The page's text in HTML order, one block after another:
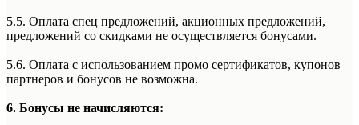
5.5. Оплата спец предложений, акционных предложений,
предложений со скидками не осуществляется бонусами.
5.6. Оплата с использованием промо сертификатов, купонов
партнеров и бонусов не возможна.
6. Бонусы не начисляются: